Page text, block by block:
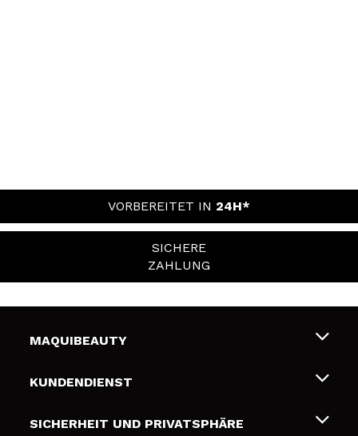
VORBEREITET IN 24H*
SICHERE
ZAHLUNG
MAQUIBEAUTY
Über uns
Geschenkkarten
KUNDENDIENST
Liefer- und Versandkosten
SICHERHEIT UND PRIVATSPHÄRE